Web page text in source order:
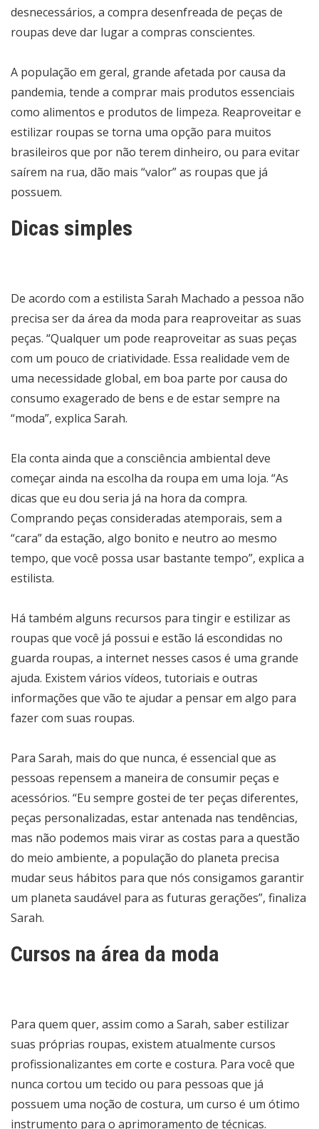
desnecessários, a compra desenfreada de peças de
roupas deve dar lugar a compras conscientes.
A população em geral, grande afetada por causa da
pandemia, tende a comprar mais produtos essenciais
como alimentos e produtos de limpeza. Reaproveitar e
estilizar roupas se torna uma opção para muitos
brasileiros que por não terem dinheiro, ou para evitar
saírem na rua, dão mais “valor” as roupas que já
possuem.
Dicas simples
De acordo com a estilista Sarah Machado a pessoa não
precisa ser da área da moda para reaproveitar as suas
peças. “Qualquer um pode reaproveitar as suas peças
com um pouco de criatividade. Essa realidade vem de
uma necessidade global, em boa parte por causa do
consumo exagerado de bens e de estar sempre na
“moda”, explica Sarah.
Ela conta ainda que a consciência ambiental deve
começar ainda na escolha da roupa em uma loja. “As
dicas que eu dou seria já na hora da compra.
Comprando peças consideradas atemporais, sem a
“cara” da estação, algo bonito e neutro ao mesmo
tempo, que você possa usar bastante tempo”, explica a
estilista.
Há também alguns recursos para tingir e estilizar as
roupas que você já possui e estão lá escondidas no
guarda roupas, a internet nesses casos é uma grande
ajuda. Existem vários vídeos, tutoriais e outras
informações que vão te ajudar a pensar em algo para
fazer com suas roupas.
Para Sarah, mais do que nunca, é essencial que as
pessoas repensem a maneira de consumir peças e
acessórios. “Eu sempre gostei de ter peças diferentes,
peças personalizadas, estar antenada nas tendências,
mas não podemos mais virar as costas para a questão
do meio ambiente, a população do planeta precisa
mudar seus hábitos para que nós consigamos garantir
um planeta saudável para as futuras gerações”, finaliza
Sarah.
Cursos na área da moda
Para quem quer, assim como a Sarah, saber estilizar
suas próprias roupas, existem atualmente cursos
profissionalizantes em corte e costura. Para você que
nunca cortou um tecido ou para pessoas que já
possuem uma noção de costura, um curso é um ótimo
instrumento para o aprimoramento de técnicas.